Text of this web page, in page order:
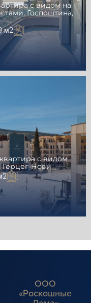
с видом на
Госпоштина,
м2
с видом
Герцег-Нови
ООО
«Роскошные